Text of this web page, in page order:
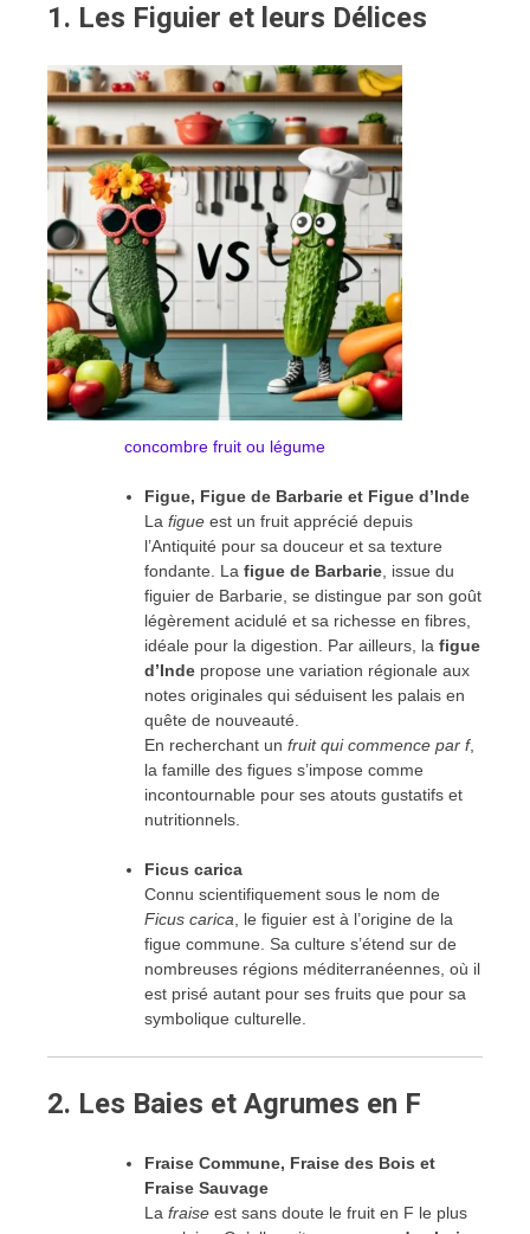
1. Les Figuier et leurs Délices
concombre fruit ou légume
Figue, Figue de Barbarie et Figue d’Inde
La figue est un fruit apprécié depuis
l’Antiquité pour sa douceur et sa texture
fondante. La figue de Barbarie , issue du
figuier de Barbarie, se distingue par son goût
légèrement acidulé et sa richesse en fibres,
idéale pour la digestion. Par ailleurs, la figue
d’Inde propose une variation régionale aux
notes originales qui séduisent les palais en
quête de nouveauté.
En recherchant un fruit qui commence par f,
la famille des figues s’impose comme
incontournable pour ses atouts gustatifs et
nutritionnels.
Ficus carica
Connu scientifiquement sous le nom de
Ficus carica , le figuier est à l’origine de la
figue commune. Sa culture s’étend sur de
nombreuses régions méditerranéennes, où il
est prisé autant pour ses fruits que pour sa
symbolique culturelle.
2. Les Baies et Agrumes en F
Fraise Commune, Fraise des Bois et
Fraise Sauvage
La fraise est sans doute le fruit en F le plus